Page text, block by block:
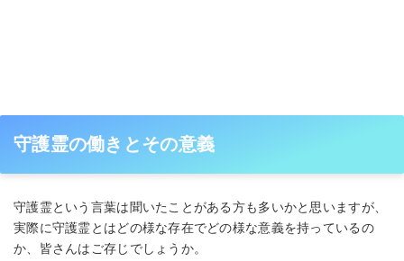
守護霊の働きとその意義
守護霊という言葉は聞いたことがある方も多いかと思いますが、
実際に守護霊とはどの様な存在でどの様な意義を持っているの
か、皆さんはご存じでしょうか。